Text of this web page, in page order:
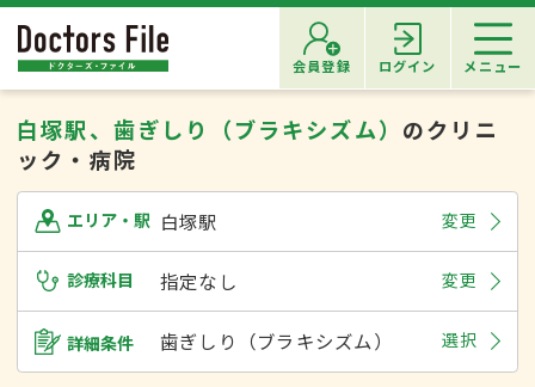
会員登録 ログイン メニュー
白塚駅、歯ぎしり（ブラキシズム） のクリニ
ック・病院
エリア・駅 白塚駅 変更
診療科目 指定なし 変更
詳細条件 歯ぎしり（ブラキシズム） 選択